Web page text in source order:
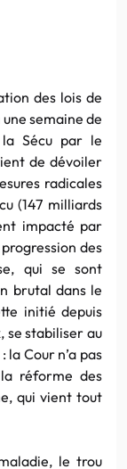
des lois de
semaine de
Sécu par le
de dévoiler
radicales
(147 milliards
impacté par
des
qui se sont
brutal dans le
initié depuis
se stabiliser au
la Cour n’a pas
réforme des
qui vient tout
le trou